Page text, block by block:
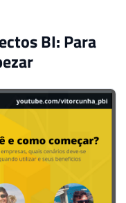
BI: Para